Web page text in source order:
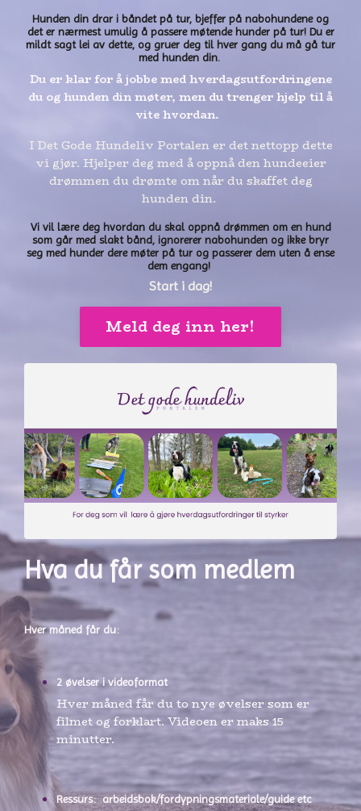
Hunden din drar i båndet på tur, bjeffer på nabohundene og
det er nærmest umulig å passere møtende hunder på tur! Du er
mildt sagt lei av dette, og gruer deg til hver gang du må gå tur
med hunden din.
Du er klar for å jobbe med hverdagsutfordringene
du og hunden din møter, men du trenger hjelp til å
vite hvordan.
I Det Gode Hundeliv Portalen er det nettopp dette
vi gjør. Hjelper deg med å oppnå den hundeeier
drømmen du drømte om når du skaffet deg
hunden din.
Vi vil lære deg hvordan du skal oppnå drømmen om en hund
som går med slakt bånd, ignorerer nabohunden og ikke bryr
seg med hunder dere møter på tur og passerer dem uten å ense
dem engang!
Start i dag!
Meld deg inn her!
Hva du får som medlem
Hver måned får du:
2 øvelser i videoformat
Hver måned får du to nye øvelser som er
filmet og forklart. Videoen er maks 15
minutter.
Ressurs: arbeidsbok/fordypningsmateriale/guide etc